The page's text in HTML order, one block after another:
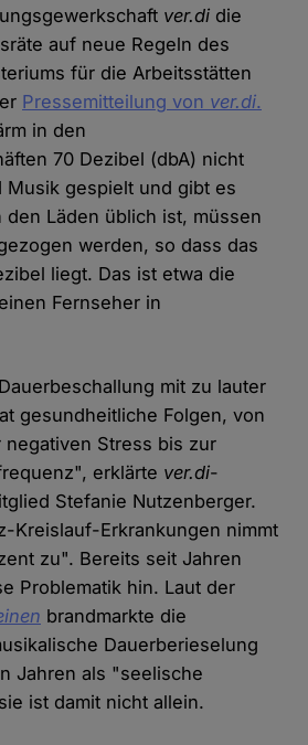
ver.di die
auf neue Regeln des
für die Arbeitsstätten
Pressemitteilung von ver.di.
in den
70 Dezibel (dbA) nicht
Musik gespielt und gibt es
den Läden üblich ist, müssen
werden, so dass das
liegt. Das ist etwa die
Fernseher in
mit zu lauter
gesundheitliche Folgen, von
Stress bis zur
erklärte ver.di-
Stefanie Nutzenberger.
Kreislauf-Erkrankungen nimmt
zu". Bereits seit Jahren
Problematik hin. Laut der
brandmarkte die
Dauerberieselung
Jahren als "seelische
ist damit nicht allein.